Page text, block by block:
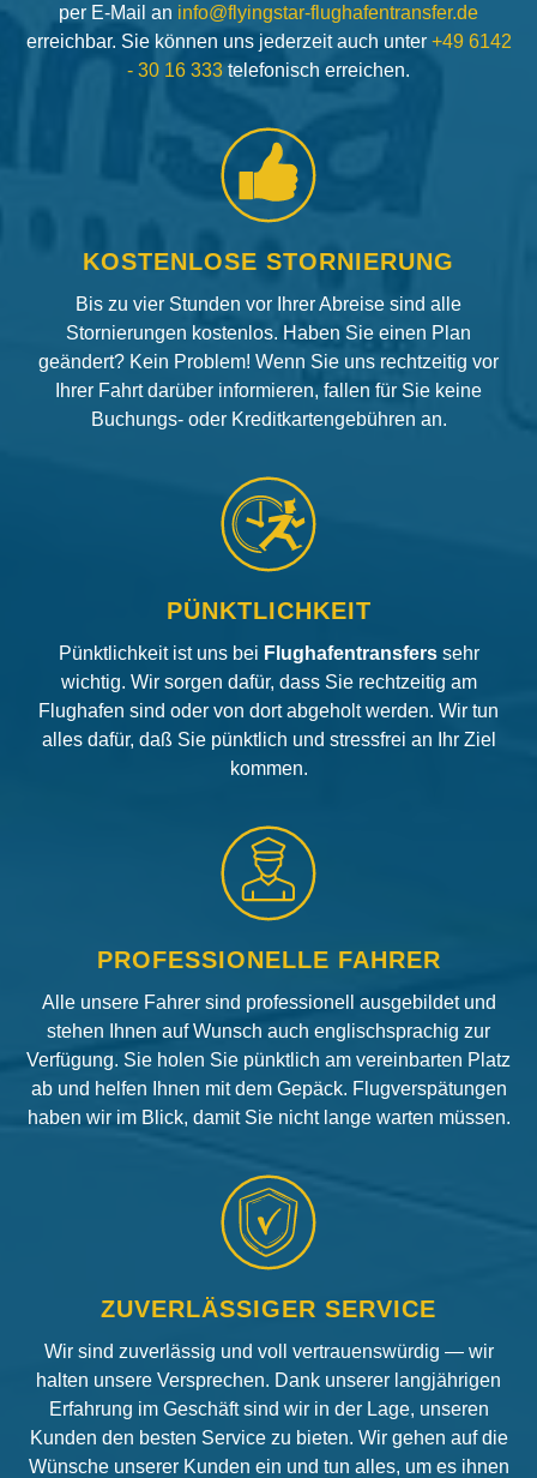
per E-Mail an info@flyingstar-flughafentransfer.de
erreichbar. Sie können uns jederzeit auch unter +49 6142
- 30 16 333 telefonisch erreichen.
KOSTENLOSE STORNIERUNG
Bis zu vier Stunden vor Ihrer Abreise sind alle
Stornierungen kostenlos. Haben Sie einen Plan
geändert? Kein Problem! Wenn Sie uns rechtzeitig vor
Ihrer Fahrt darüber informieren, fallen für Sie keine
Buchungs- oder Kreditkartengebühren an.
PÜNKTLICHKEIT
Pünktlichkeit ist uns bei Flughafentransfers sehr
wichtig. Wir sorgen dafür, dass Sie rechtzeitig am
Flughafen sind oder von dort abgeholt werden. Wir tun
alles dafür, daß Sie pünktlich und stressfrei an Ihr Ziel
kommen.
PROFESSIONELLE FAHRER
Alle unsere Fahrer sind professionell ausgebildet und
stehen Ihnen auf Wunsch auch englischsprachig zur
Verfügung. Sie holen Sie pünktlich am vereinbarten Platz
ab und helfen Ihnen mit dem Gepäck. Flugverspätungen
haben wir im Blick, damit Sie nicht lange warten müssen.
ZUVERLÄSSIGER SERVICE
Wir sind zuverlässig und voll vertrauenswürdig — wir
halten unsere Versprechen. Dank unserer langjährigen
Erfahrung im Geschäft sind wir in der Lage, unseren
Kunden den besten Service zu bieten. Wir gehen auf die
Wünsche unserer Kunden ein und tun alles, um es ihnen